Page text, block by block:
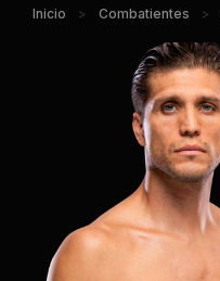
Inicio > Combatientes >